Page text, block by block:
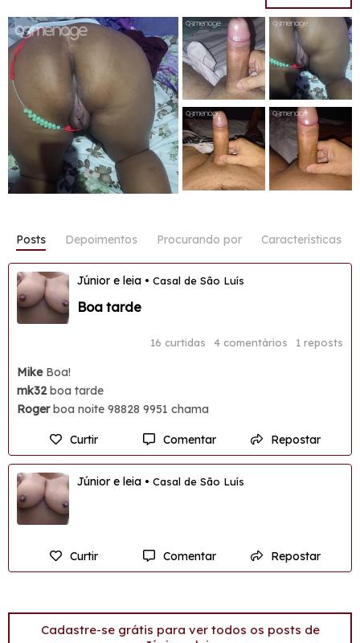
Posts Depoimentos Procurando por Características
Júnior e leia • Casal de São Luís
Boa tarde
16 curtidas 4 comentários 1 reposts
Mike Boa!
mk32boa tarde
Rogerboa noite 98828 9951 chama
Curtir Comentar Repostar
Júnior e leia • Casal de São Luís
Curtir Comentar Repostar
Cadastre-se grátis para ver todos os posts de